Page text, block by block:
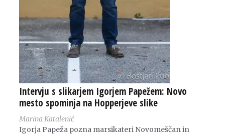
Intervju s slikarjem Igorjem Papežem: Novo
mesto spominja na Hopperjeve slike
Marina Katalenić
Igorja Papeža pozna marsikateri Novomeščan in